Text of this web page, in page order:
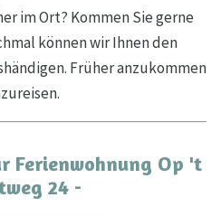
im Ort? Kommen Sie gerne
können wir Ihnen den
Früher anzukommen
Ferienwohnung Op 't
24 -